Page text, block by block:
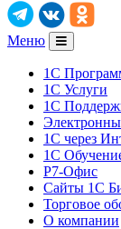
Меню
1С
1С Услуги
1C
1С через
1С
Р7-Офис
Сайты 1С
Торговое
О компании